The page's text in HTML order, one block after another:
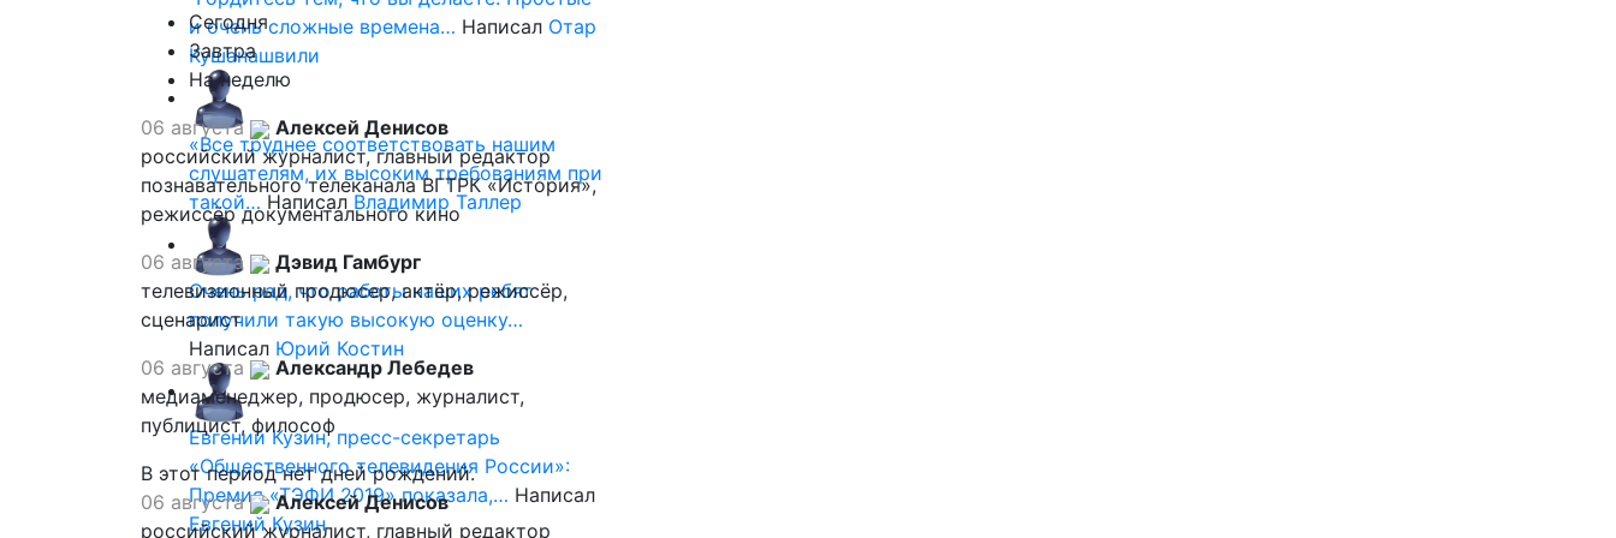
и очень сложные времена… Написал Отар
Кушанашвили
«Все труднее соответствовать нашим
слушателям, их высоким требованиям при
такой… Написал Владимир Таллер
Очень рад, что работы наших ребят
получили такую высокую оценку…
Написал Юрий Костин
Евгений Кузин, пресс-секретарь
«Общественного телевидения России»:
Премия «ТЭФИ 2019» показала,… Написал
Евгений Кузин
Сегодня
Завтра
На неделю
06 августа
Алексей Денисов
российский журналист, главный редактор
познавательного телеканала ВГТРК «История»,
режиссёр документального кино
06 августа
Дэвид Гамбург
телевизионный продюсер, актёр, режиссёр,
сценарист
06 августа
Александр Лебедев
медиаменеджер, продюсер, журналист,
публицист, философ
В этот период нет дней рождений.
06 августа
Алексей Денисов
российский журналист, главный редактор